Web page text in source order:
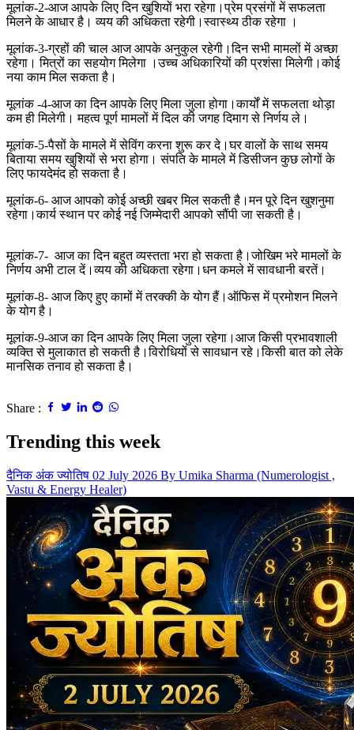
मूलांक-2-आज आपके लिए दिन खुशियों भरा रहेगा।प्रेम प्रसंगों में सफलता
मिलने के आधार है। व्यय की अधिकता रहेगी।स्वास्थ्य ठीक रहेगा ।
मूलांक-3-ग्रहों की चाल आज आपके अनुकुल रहेगी।दिन सभी मामलों में अच्छा
रहेगा। मित्रों का सहयोग मिलेगा ।उच्च अधिकारियों की प्रशंसा मिलेगी।कोई
नया काम मिल सकता है।
मूलांक -4-आज का दिन आपके लिए मिला जुला होगा।कार्यों में सफलता थोड़ा
कम ही मिलेगी। महत्व पूर्ण मामलों में दिल की जगह दिमाग से निर्णय ले।
मूलांक-5-पैसों के मामले में सेविंग करना शुरू कर दे।घर वालों के साथ समय
बिताया समय खुशियों से भरा होगा। संपति के मामले में डिसीजन कुछ लोगों के
लिए फायदेमंद हो सकता है।
मूलांक-6- आज आपको कोई अच्छी खबर मिल सकती है।मन पूरे दिन खुशनुमा
रहेगा।कार्य स्थान पर कोई नई जिम्मेदारी आपको सौंपी जा सकती है।
मूलांक-7- आज का दिन बहुत व्यस्तता भरा हो सकता है।जोखिम भरे मामलों के
निर्णय अभी टाल दें।व्यय की अधिकता रहेगा।धन कमले में सावधानी बरतें।
मूलांक-8- आज किए हुए कामों में तरक्की के योग हैं।ऑफिस में प्रमोशन मिलने
के योग है।
मूलांक-9-आज का दिन आपके लिए मिला जुला रहेगा।आज किसी प्रभावशाली
व्यक्ति से मुलाकात हो सकती है।विरोधियों से सावधान रहे।किसी बात को लेके
मानसिक तनाव हो सकता है।
Share :
Trending this week
दैनिक अंक ज्योतिष 02 July 2026 By Umika Sharma (Numerologist ,
Vastu & Energy Healer)